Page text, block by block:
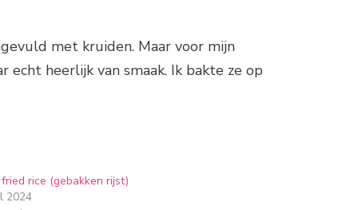
met kruiden. Maar voor mijn
heerlijk van smaak. Ik bakte ze op
rice (gebakken rijst)
2024